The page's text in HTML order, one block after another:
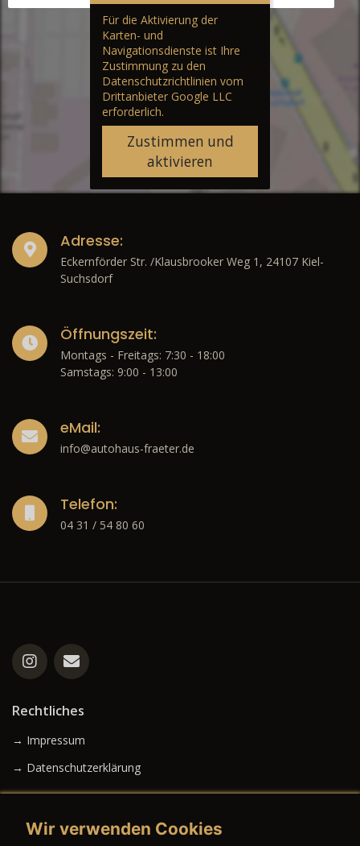
Für die Aktivierung der
Karten- und
Navigationsdienste ist Ihre
Zustimmung zu den
Datenschutzrichtlinien vom
Drittanbieter Google LLC
erforderlich.
Zustimmen und
aktivieren
Adresse:
Eckernförder Str. /Klausbrooker Weg 1, 24107 Kiel-
Suchsdorf
Öffnungszeit:
Montags - Freitags: 7:30 - 18:00
Samstags: 9:00 - 13:00
eMail:
info@autohaus-fraeter.de
Telefon:
04 31 / 54 80 60
Rechtliches
→ Impressum
→ Datenschutzerklärung
Wir verwenden Cookies